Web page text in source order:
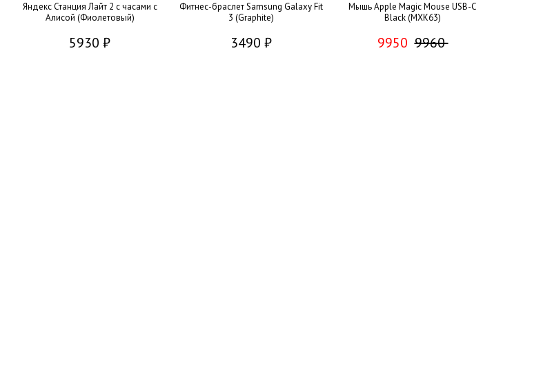
Яндекс Станция Лайт 2 с часами с
Алисой (Фиолетовый)
5930 ₽
Фитнес-браслет Samsung Galaxy Fit
3 (Graphite)
3490 ₽
Мышь Apple Magic Mouse USB-C
Black (MXK63)
9950 9960